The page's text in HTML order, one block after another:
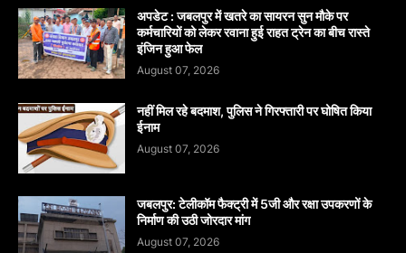
अपडेट : जबलपुर में खतरे का सायरन सुन मौके पर
कर्मचारियों को लेकर रवाना हुई राहत ट्रेन का बीच रास्ते
इंजिन हुआ फेल
August 07, 2026
नहीं मिल रहे बदमाश, पुलिस ने गिरफ्तारी पर घोषित किया
ईनाम
August 07, 2026
जबलपुर: टेलीकॉम फैक्ट्री में 5जी और रक्षा उपकरणों के
निर्माण की उठी जोरदार मांग
August 07, 2026